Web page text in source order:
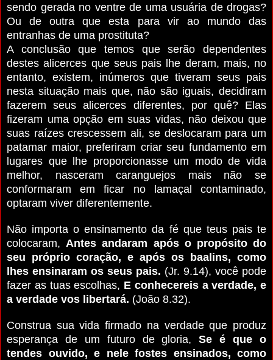
sendo gerada no ventre de uma usuária de drogas?
Ou de outra que esta para vir ao mundo das
entranhas de uma prostituta?
A conclusão que temos que serão dependentes
destes alicerces que seus pais lhe deram, mais, no
entanto, existem, inúmeros que tiveram seus pais
nesta situação mais que, não são iguais, decidiram
fazerem seus alicerces diferentes, por quê? Elas
fizeram uma opção em suas vidas, não deixou que
suas raízes crescessem ali, se deslocaram para um
patamar maior, preferiram criar seu fundamento em
lugares que lhe proporcionasse um modo de vida
melhor, nasceram caranguejos mais não se
conformaram em ficar no lamaçal contaminado,
optaram viver diferentemente.
Não importa o ensinamento da fé que teus pais te
colocaram, Antes andaram após o propósito do
seu próprio coração, e após os baalins, como
lhes ensinaram os seus pais. (Jr. 9.14), você pode
fazer as tuas escolhas, E conhecereis a verdade, e
a verdade vos libertará. (João 8.32).
Construa sua vida firmado na verdade que produz
esperança de um futuro de gloria,Se é que o
tendes ouvido, e nele fostes ensinados, como